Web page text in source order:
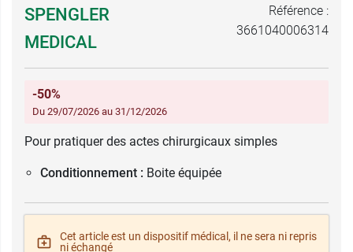
SPENGLER
MEDICAL
Référence :
3661040006314
-50%
Du 29/07/2026 au 31/12/2026
Pour pratiquer des actes chirurgicaux simples
Conditionnement : Boite équipée
Cet article est un dispositif médical, il ne sera ni repris
ni échangé